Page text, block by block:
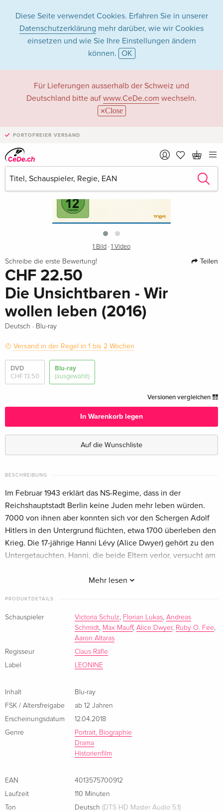
Diese Seite verwendet Cookies. Erfahren Sie in unserer
Datenschutzerklärung mehr darüber, wie wir Cookies
einsetzen und wie Sie Ihre Einstellungen ändern
können. OK
Für Lieferungen ausserhalb der Schweiz und
Deutschland bitte auf www.CeDe.com wechseln.
Close
PORTOFREIER VERSAND
›
1 Bild · 1 Video
Schreibe die erste Bewertung! Teilen
CHF 22.50
Die Unsichtbaren - Wir
wollen leben (2016)
Deutsch · Blu-ray
Versand in der Regel in 1 bis 2 Wochen
DVD
CHF 13.50
Blu-ray
(ausgewählt)
Versionen vergleichen
In Warenkorb legen
Auf die Wunschliste
BESCHREIBUNG
Mehr lesen
Im Februar 1943 erklärt das NS-Regime, dass in der
Reichshauptstadt Berlin keine Juden mehr leben würden.
7000 von ihnen aber konnten sich vor den Schergen Adolf
Hitlers in den Untergrund flüchten, etwa 1700 überleben den
Krieg. Die 17-jährige Hanni Lévy (Alice Dwyer) gehört zu den
Untergetauchten. Hanni, die beide Eltern verlor, versucht am
Cioma Schönhaus (Max Mauff), ein anderer Jude, lebt im
das Leben rettet – während Eugen Friede (Aaron Altaras) das
nationalsozialistische Regime mit Flugblättern bekämpft,
hergestellt in einer Widerstandsgruppe. Ruth Arndt (Ruby O.
Fee) träumt unterdessen davon, in die USA zu gehen. Nachts
gibt sie sich als Kriegswitwe aus, serviert in der Wohnung
PRODUKTDETAILS
Schauspieler Victoria Schulz, Florian Lukas, Andreas
Schmidt, Max Mauff, Alice Dwyer, Ruby O. Fee,
Aaron Altaras
Regisseur
Claus Räfle
Label
LEONINE
Inhalt
Blu-ray
FSK / Altersfreigabe
ab 12 Jahren
Erscheinungsdatum
12.04.2018
Genre
Portrait, Biographie
Drama
Historienfilm
EAN
4013575700912
Laufzeit
110 Minuten
Ton
Deutsch (DTS HD Master Audio 5.1)